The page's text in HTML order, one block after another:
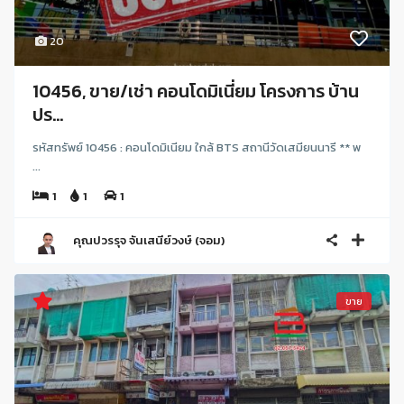
20
10456, ขาย/เช่า คอนโดมิเนี่ยม โครงการ บ้าน
ปร...
รหัสทรัพย์ 10456 : คอนโดมิเนียม ใกล้ BTS สถานีวัดเสมียนนารี ** พ
...
1
1 1
คุณปวรรุจ จันเสนีย์วงษ์ (จอม)
ขาย